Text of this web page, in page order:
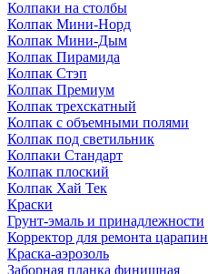
Колпаки на столбы
Колпак Мини-Норд
Колпак Мини-Дым
Колпак Пирамида
Колпак Стэп
Колпак Премиум
Колпак трехскатный
Колпак с объемными полями
Колпак под светильник
Колпаки Стандарт
Колпак плоский
Колпак Хай Тек
Краски
Грунт-эмаль и принадлежности
Корректор для ремонта царапин
Краска-аэрозоль
Заборная планка финишная